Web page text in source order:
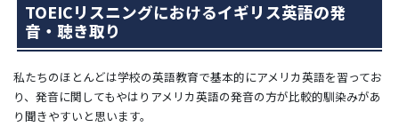
TOEICリスニングにおけるイギリス英語の発
音・聴き取り
私たちのほとんどは学校の英語教育で基本的にアメリカ英語を習ってお
り、発音に関してもやはりアメリカ英語の発音の方が比較的馴染みがあ
り聞きやすいと思います。